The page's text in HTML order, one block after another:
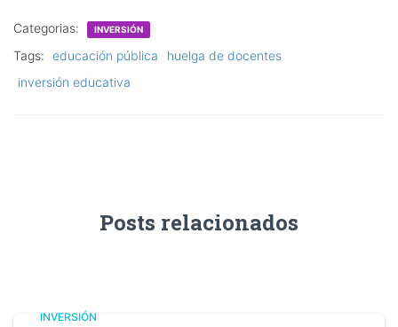
Categorias: INVERSIÓN
Tags: educación pública
huelga de docentes
inversión educativa
Posts relacionados
INVERSIÓN